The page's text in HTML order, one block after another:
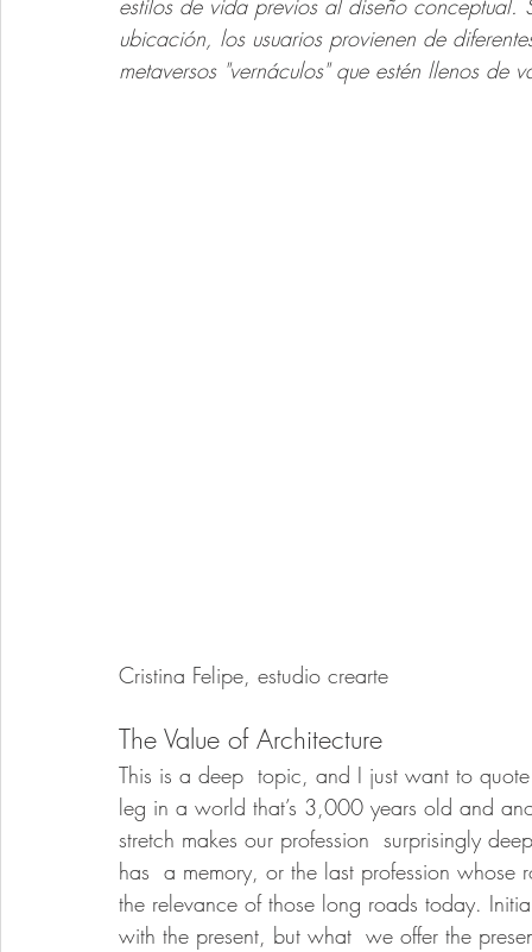
estilos de vida previos al diseño
ubicación, los usuarios provienen de
metaversos "vernáculos" que estén llenos de
Cristina Felipe, estudio crearte
The Value of Architecture
This is a deep  topic, and I just want to
leg in a world that’s 3,000 years old and
stretch makes our profession  surprisingly
has  a memory, or the last profession
the relevance of those long roads today.
with the present, but what  we offer the